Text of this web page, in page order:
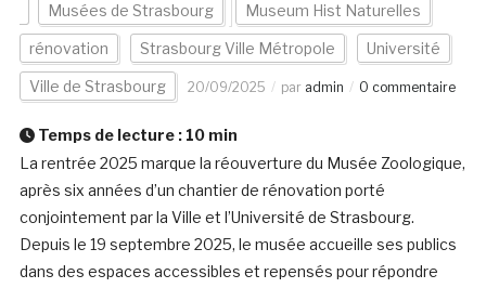
Musées de Strasbourg Museum Hist Naturelles
rénovation Strasbourg Ville Métropole Université
Ville de Strasbourg 20/09/2025 par admin 0 commentaire
Temps de lecture : 10 min
La rentrée 2025 marque la réouverture du Musée Zoologique,
après six années d’un chantier de rénovation porté
conjointement par la Ville et l’Université de Strasbourg.
Depuis le 19 septembre 2025, le musée accueille ses publics
dans des espaces accessibles et repensés pour répondre